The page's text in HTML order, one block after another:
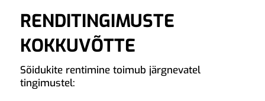
RENDITINGIMUSTE
KOKKUVÕTTE
Sõidukite rentimine toimub järgnevatel
tingimustel: